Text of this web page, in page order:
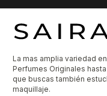
La mas amplia variedad
Perfumes Originales
que buscas también
maquillaje.